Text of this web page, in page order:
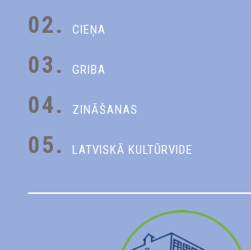
02. CIEŅA
03. GRIBA
04. ZINĀŠANAS
05. LATVISKĀ KULTŪRVIDE